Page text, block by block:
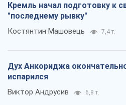
Кремль начал подготовку к
"последнему рывку"
Костянтин Машовець 7,4 т.
Дух Анкориджа
испарился
Виктор Андрусив 6,8 т.